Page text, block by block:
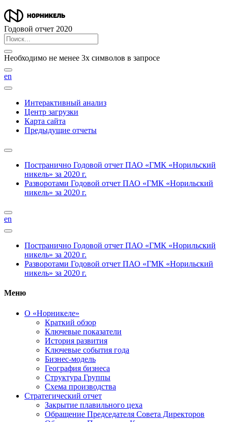
Годовой отчет 2020
Необходимо не менее 3х символов в запросе
en
Интерактивный анализ
Центр загрузки
Карта сайта
Предыдущие отчеты
Постранично Годовой отчет ПАО «ГМК «Норильский
никель» за 2020 г.
Разворотами Годовой отчет ПАО «ГМК «Норильский
никель» за 2020 г.
en
Постранично Годовой отчет ПАО «ГМК «Норильский
никель» за 2020 г.
Разворотами Годовой отчет ПАО «ГМК «Норильский
никель» за 2020 г.
Меню
О «Норникеле»
Краткий обзор
Ключевые показатели
История развития
Ключевые события года
Бизнес-модель
География бизнеса
Структура Группы
Схема производства
Стратегический отчет
Закрытие плавильного цеха
Обращение Председателя Совета Директоров